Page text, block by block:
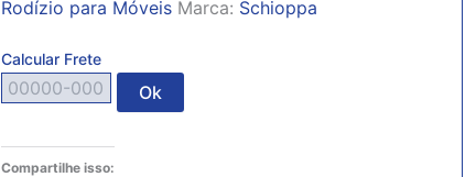
Rodízio para Móveis Marca: Schioppa
Calcular Frete
Ok
Compartilhe isso: